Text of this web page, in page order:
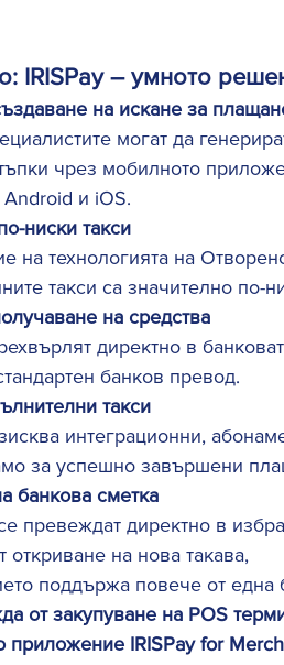
IRISPay – умното
на искане за
могат да
чрез мобилното
Android и iOS.
ниски такси
на технологията на
такси са значително по-
на средства
директно в
банков превод.
такси
интеграционни,
за успешно завършени
банкова сметка
превеждат директно в
откриване на нова такава,
поддържа повече от една
от закупуване на POS
приложение IRISPay for